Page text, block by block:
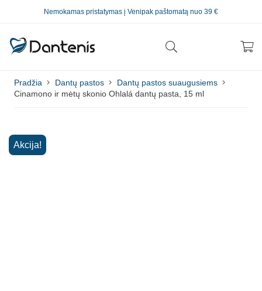
Nemokamas pristatymas į Venipak paštomatą nuo 39 €
Pradžia Dantų pastos
Dantų pastos suaugusiems
Cinamono ir mėtų skonio Ohlalá dantų pasta, 15 ml
Akcija!